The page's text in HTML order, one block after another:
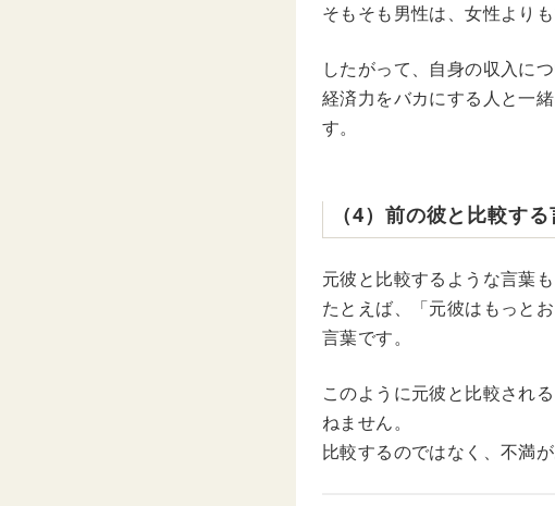
そもそも男性は、女性より
したがって、自身の収入に
経済力をバカにする人と一
す。
（4）前の彼と比較す
元彼と比較するような言葉
たとえば、「元彼はもっと
言葉です。
このように元彼と比較され
ねません。
比較するのではなく、不満